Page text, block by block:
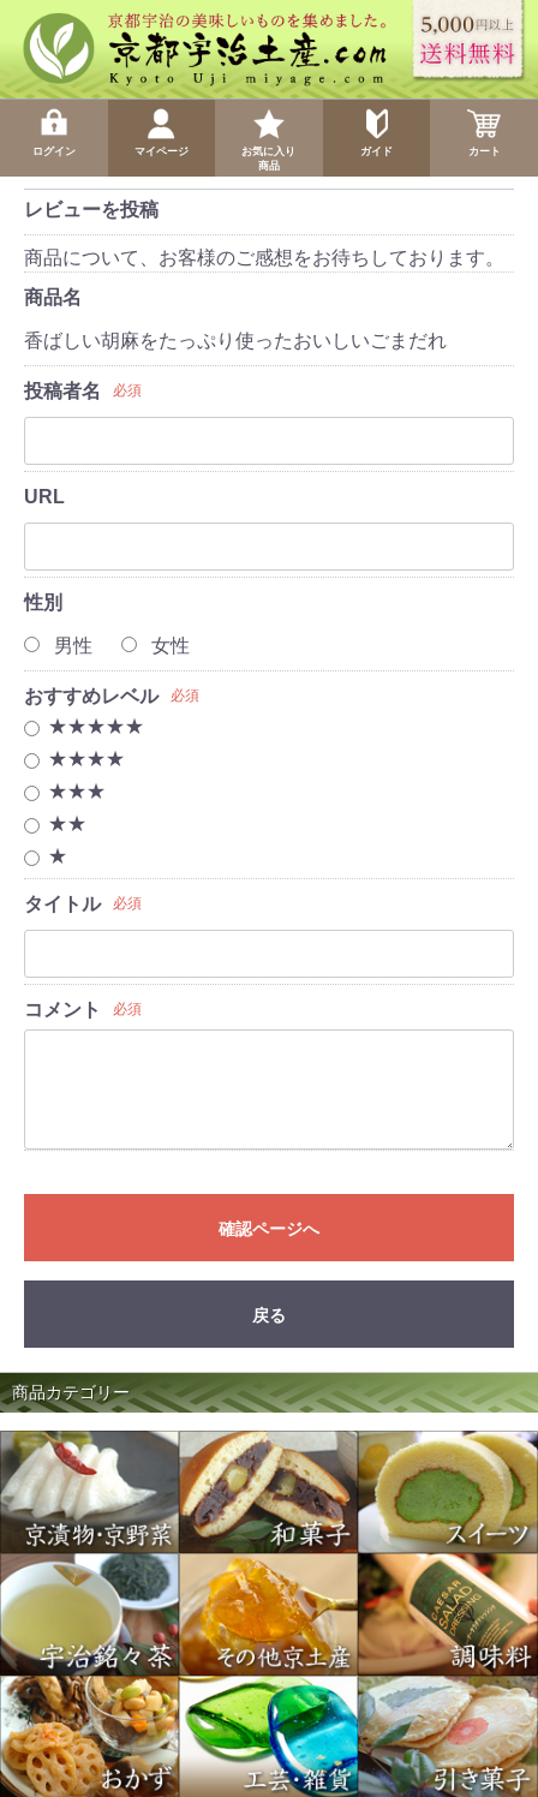
ログイン マイページ
お気に入り
商品
ガイド カート
レビューを投稿
商品について、お客様のご感想をお待ちしております。
商品名
香ばしい胡麻をたっぷり使ったおいしいごまだれ
投稿者名 必須
URL
性別
男性 女性
おすすめレベル 必須
★★★★★
★★★★
★★★
★★
★
タイトル 必須
コメント 必須
確認ページへ
戻る
商品カテゴリー